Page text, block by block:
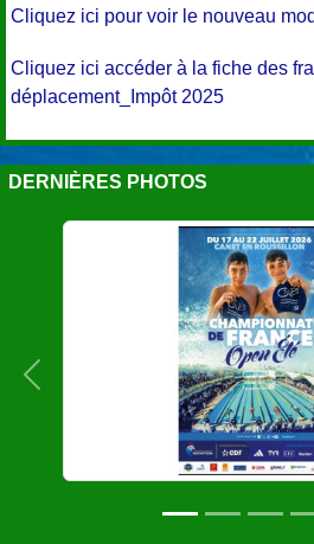
Cliquez ici pour voir le nouveau
Cliquez ici accéder à la fiche des
déplacement_Impôt 2025
DERNIÈRES PHOTOS
Précedent